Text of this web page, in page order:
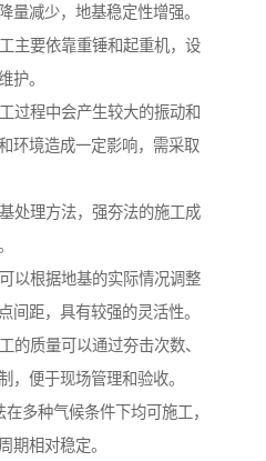
量减少，地基稳定性增强。
主要依靠重锤和起重机，设
护。
过程中会产生较大的振动和
环境造成一定影响，需采取
处理方法，强夯法的施工成
以根据地基的实际情况调整
间距，具有较强的灵活性。
的质量可以通过夯击次数、
，便于现场管理和验收。
多种气候条件下均可施工，
期相对稳定。